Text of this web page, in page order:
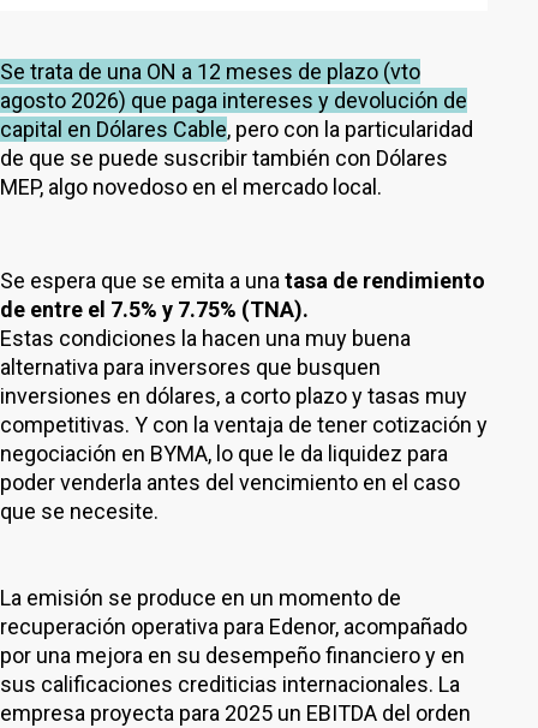
Se trata de una ON a 12 meses de plazo (vto
agosto 2026) que paga intereses y devolución de
capital en Dólares Cable, pero con la particularidad
de que se puede suscribir también con Dólares
MEP, algo novedoso en el mercado local.
Se espera que se emita a una tasa de rendimiento
de entre el 7.5% y 7.75% (TNA).
Estas condiciones la hacen una muy buena
alternativa para inversores que busquen
inversiones en dólares, a corto plazo y tasas muy
competitivas. Y con la ventaja de tener cotización y
negociación en BYMA, lo que le da liquidez para
poder venderla antes del vencimiento en el caso
que se necesite.
La emisión se produce en un momento de
recuperación operativa para Edenor, acompañado
por una mejora en su desempeño financiero y en
sus calificaciones crediticias internacionales. La
empresa proyecta para 2025 un EBITDA del orden